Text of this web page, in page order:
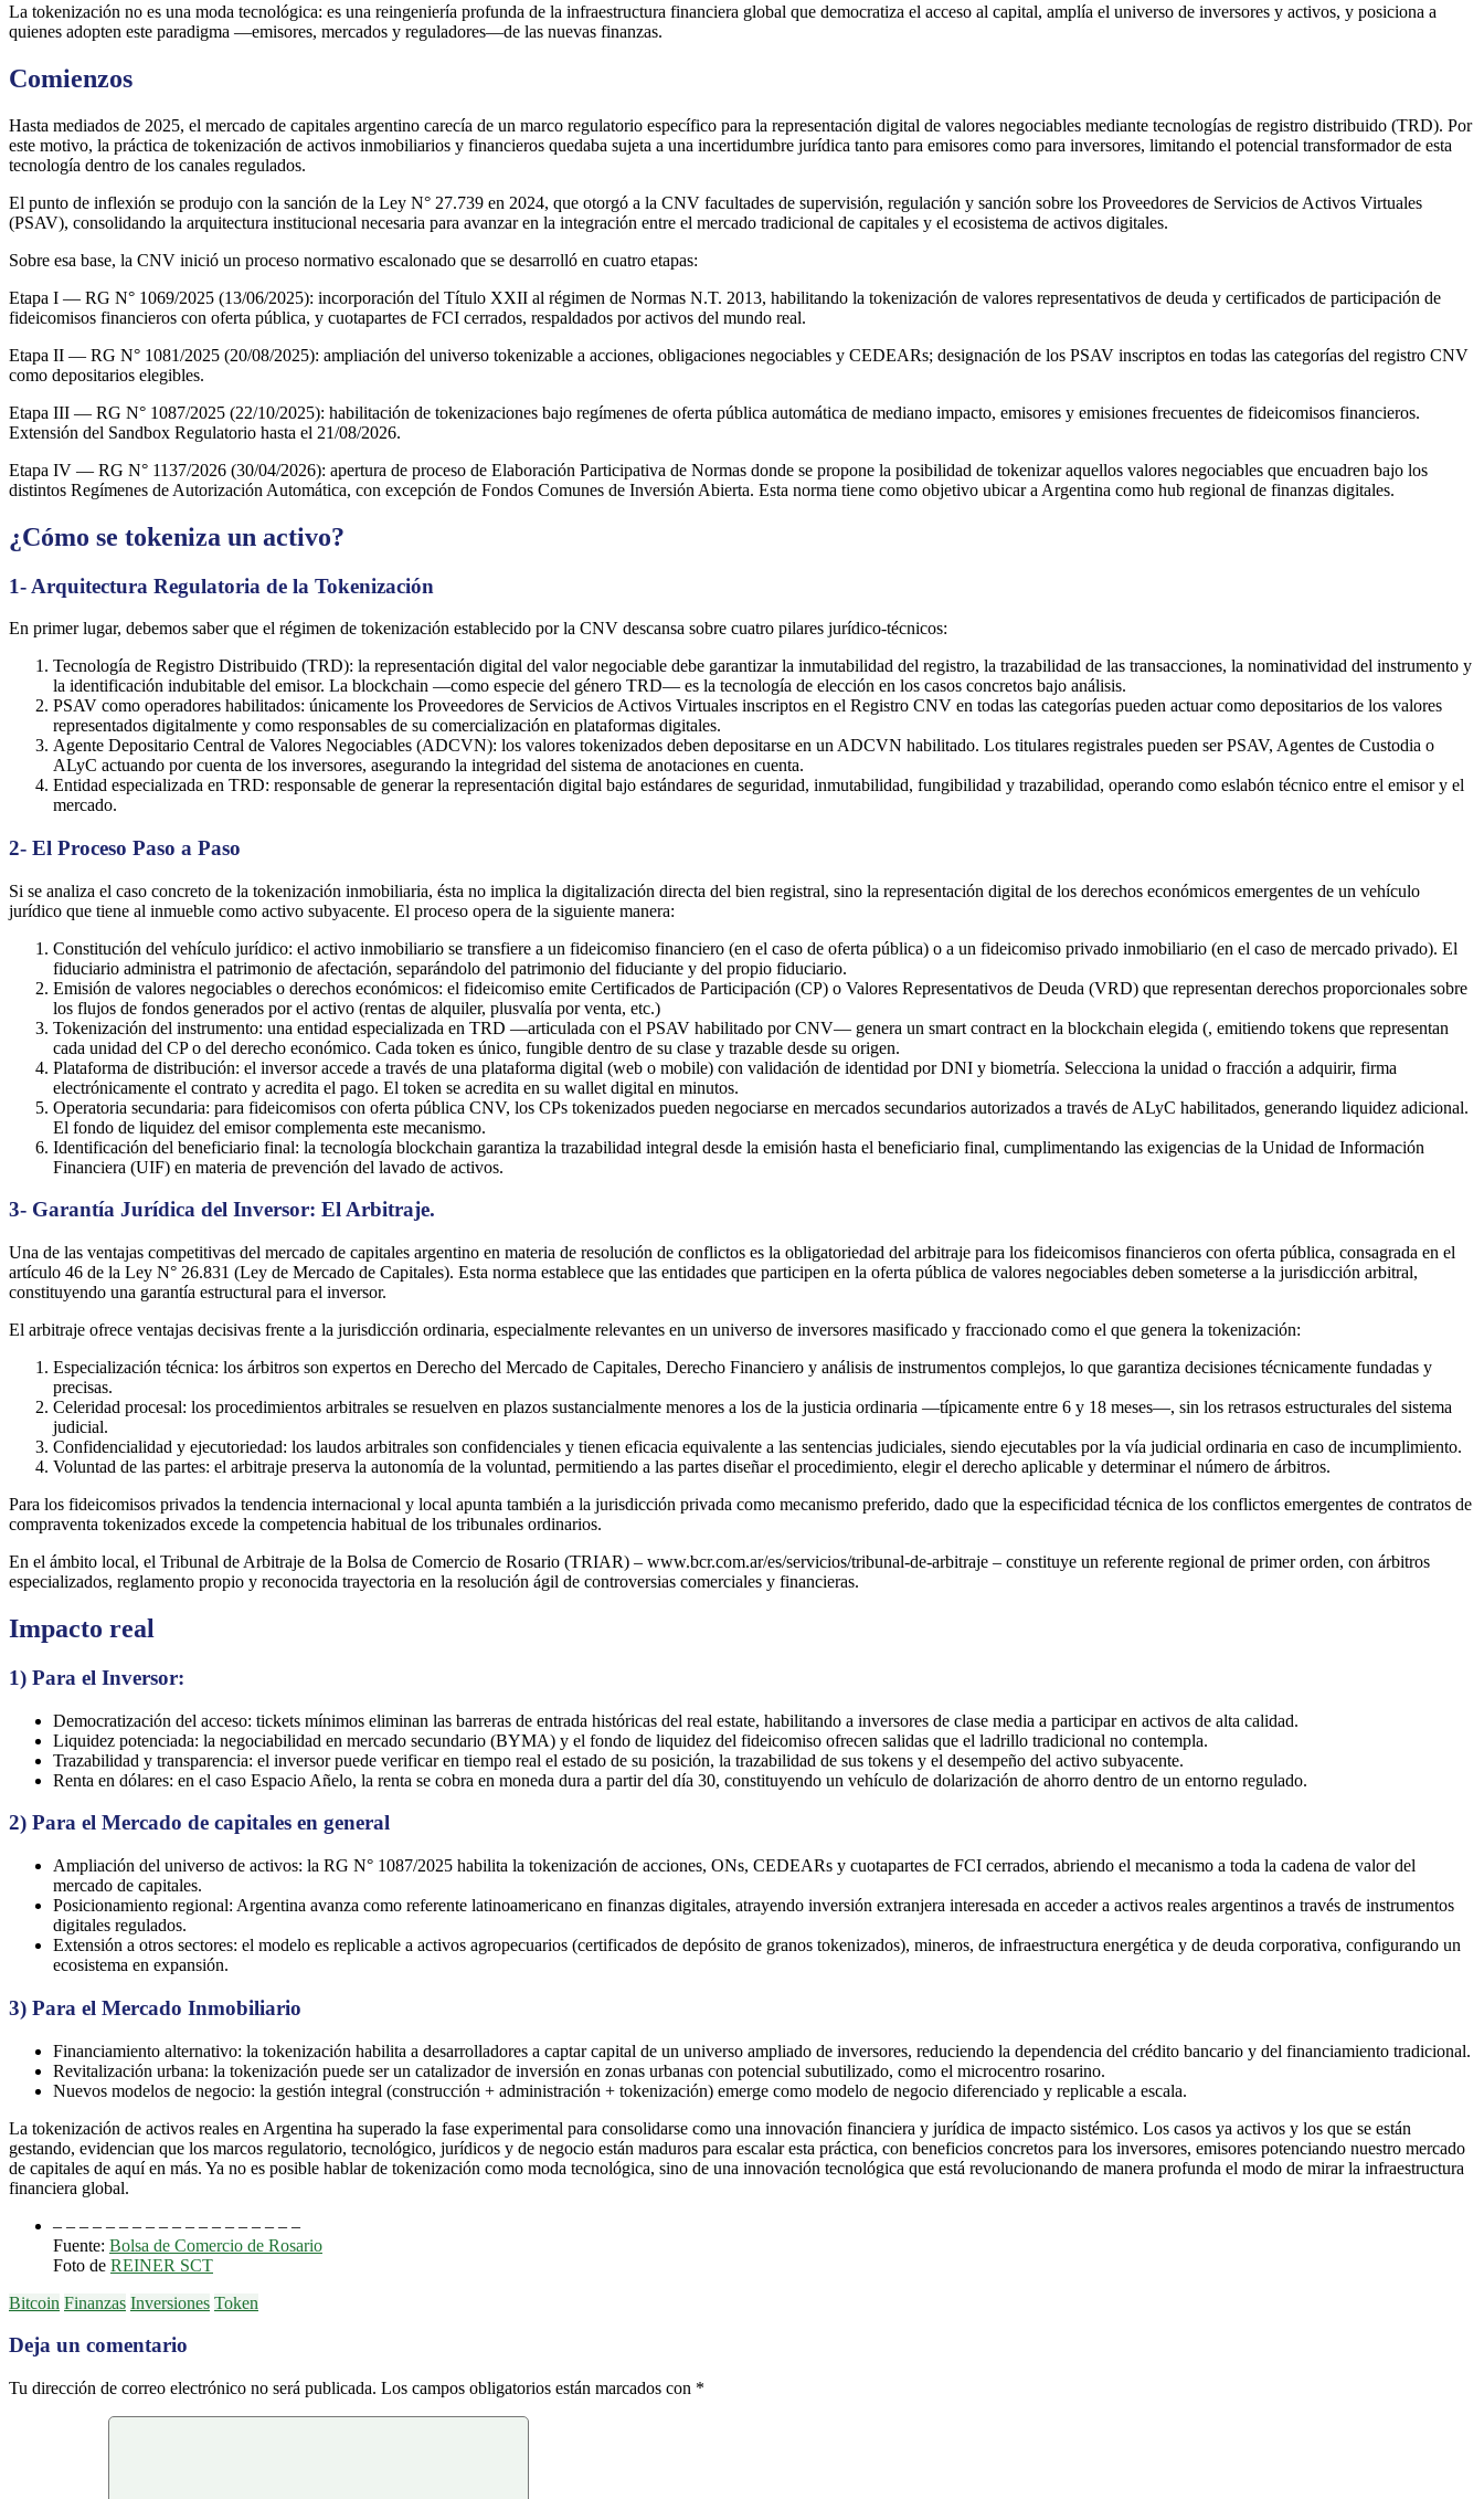
La tokenización no es una moda tecnológica: es una reingeniería profunda de la infraestructura financiera global que democratiza el acceso al capital, amplía el universo de inversores y activos, y posiciona a
quienes adopten este paradigma —emisores, mercados y reguladores—de las nuevas finanzas.
Comienzos
Hasta mediados de 2025, el mercado de capitales argentino carecía de un marco regulatorio específico para la representación digital de valores negociables mediante tecnologías de registro distribuido (TRD). Por
este motivo, la práctica de tokenización de activos inmobiliarios y financieros quedaba sujeta a una incertidumbre jurídica tanto para emisores como para inversores, limitando el potencial transformador de esta
tecnología dentro de los canales regulados.
El punto de inflexión se produjo con la sanción de la Ley N° 27.739 en 2024, que otorgó a la CNV facultades de supervisión, regulación y sanción sobre los Proveedores de Servicios de Activos Virtuales
(PSAV), consolidando la arquitectura institucional necesaria para avanzar en la integración entre el mercado tradicional de capitales y el ecosistema de activos digitales.
Sobre esa base, la CNV inició un proceso normativo escalonado que se desarrolló en cuatro etapas:
Etapa I — RG N° 1069/2025 (13/06/2025): incorporación del Título XXII al régimen de Normas N.T. 2013, habilitando la tokenización de valores representativos de deuda y certificados de participación de
fideicomisos financieros con oferta pública, y cuotapartes de FCI cerrados, respaldados por activos del mundo real.
Etapa II — RG N° 1081/2025 (20/08/2025): ampliación del universo tokenizable a acciones, obligaciones negociables y CEDEARs; designación de los PSAV inscriptos en todas las categorías del registro CNV
como depositarios elegibles.
Etapa III — RG N° 1087/2025 (22/10/2025): habilitación de tokenizaciones bajo regímenes de oferta pública automática de mediano impacto, emisores y emisiones frecuentes de fideicomisos financieros.
Extensión del Sandbox Regulatorio hasta el 21/08/2026.
Etapa IV — RG N° 1137/2026 (30/04/2026): apertura de proceso de Elaboración Participativa de Normas donde se propone la posibilidad de tokenizar aquellos valores negociables que encuadren bajo los
distintos Regímenes de Autorización Automática, con excepción de Fondos Comunes de Inversión Abierta. Esta norma tiene como objetivo ubicar a Argentina como hub regional de finanzas digitales.
¿Cómo se tokeniza un activo?
1- Arquitectura Regulatoria de la Tokenización
En primer lugar, debemos saber que el régimen de tokenización establecido por la CNV descansa sobre cuatro pilares jurídico-técnicos:
Tecnología de Registro Distribuido (TRD): la representación digital del valor negociable debe garantizar la inmutabilidad del registro, la trazabilidad de las transacciones, la nominatividad del instrumento y
la identificación indubitable del emisor. La blockchain —como especie del género TRD— es la tecnología de elección en los casos concretos bajo análisis.
PSAV como operadores habilitados: únicamente los Proveedores de Servicios de Activos Virtuales inscriptos en el Registro CNV en todas las categorías pueden actuar como depositarios de los valores
representados digitalmente y como responsables de su comercialización en plataformas digitales.
Agente Depositario Central de Valores Negociables (ADCVN): los valores tokenizados deben depositarse en un ADCVN habilitado. Los titulares registrales pueden ser PSAV, Agentes de Custodia o
ALyC actuando por cuenta de los inversores, asegurando la integridad del sistema de anotaciones en cuenta.
Entidad especializada en TRD: responsable de generar la representación digital bajo estándares de seguridad, inmutabilidad, fungibilidad y trazabilidad, operando como eslabón técnico entre el emisor y el
mercado.
2- El Proceso Paso a Paso
Si se analiza el caso concreto de la tokenización inmobiliaria, ésta no implica la digitalización directa del bien registral, sino la representación digital de los derechos económicos emergentes de un vehículo
jurídico que tiene al inmueble como activo subyacente. El proceso opera de la siguiente manera:
Constitución del vehículo jurídico: el activo inmobiliario se transfiere a un fideicomiso financiero (en el caso de oferta pública) o a un fideicomiso privado inmobiliario (en el caso de mercado privado). El
fiduciario administra el patrimonio de afectación, separándolo del patrimonio del fiduciante y del propio fiduciario.
Emisión de valores negociables o derechos económicos: el fideicomiso emite Certificados de Participación (CP) o Valores Representativos de Deuda (VRD) que representan derechos proporcionales sobre
los flujos de fondos generados por el activo (rentas de alquiler, plusvalía por venta, etc.)
Tokenización del instrumento: una entidad especializada en TRD —articulada con el PSAV habilitado por CNV— genera un smart contract en la blockchain elegida (, emitiendo tokens que representan
cada unidad del CP o del derecho económico. Cada token es único, fungible dentro de su clase y trazable desde su origen.
Plataforma de distribución: el inversor accede a través de una plataforma digital (web o mobile) con validación de identidad por DNI y biometría. Selecciona la unidad o fracción a adquirir, firma
electrónicamente el contrato y acredita el pago. El token se acredita en su wallet digital en minutos.
Operatoria secundaria: para fideicomisos con oferta pública CNV, los CPs tokenizados pueden negociarse en mercados secundarios autorizados a través de ALyC habilitados, generando liquidez adicional.
El fondo de liquidez del emisor complementa este mecanismo.
Identificación del beneficiario final: la tecnología blockchain garantiza la trazabilidad integral desde la emisión hasta el beneficiario final, cumplimentando las exigencias de la Unidad de Información
Financiera (UIF) en materia de prevención del lavado de activos.
3- Garantía Jurídica del Inversor: El Arbitraje.
Una de las ventajas competitivas del mercado de capitales argentino en materia de resolución de conflictos es la obligatoriedad del arbitraje para los fideicomisos financieros con oferta pública, consagrada en el
artículo 46 de la Ley N° 26.831 (Ley de Mercado de Capitales). Esta norma establece que las entidades que participen en la oferta pública de valores negociables deben someterse a la jurisdicción arbitral,
constituyendo una garantía estructural para el inversor.
El arbitraje ofrece ventajas decisivas frente a la jurisdicción ordinaria, especialmente relevantes en un universo de inversores masificado y fraccionado como el que genera la tokenización:
Especialización técnica: los árbitros son expertos en Derecho del Mercado de Capitales, Derecho Financiero y análisis de instrumentos complejos, lo que garantiza decisiones técnicamente fundadas y
precisas.
Celeridad procesal: los procedimientos arbitrales se resuelven en plazos sustancialmente menores a los de la justicia ordinaria —típicamente entre 6 y 18 meses—, sin los retrasos estructurales del sistema
judicial.
Confidencialidad y ejecutoriedad: los laudos arbitrales son confidenciales y tienen eficacia equivalente a las sentencias judiciales, siendo ejecutables por la vía judicial ordinaria en caso de incumplimiento.
Voluntad de las partes: el arbitraje preserva la autonomía de la voluntad, permitiendo a las partes diseñar el procedimiento, elegir el derecho aplicable y determinar el número de árbitros.
Para los fideicomisos privados la tendencia internacional y local apunta también a la jurisdicción privada como mecanismo preferido, dado que la especificidad técnica de los conflictos emergentes de contratos de
compraventa tokenizados excede la competencia habitual de los tribunales ordinarios.
En el ámbito local, el Tribunal de Arbitraje de la Bolsa de Comercio de Rosario (TRIAR) – www.bcr.com.ar/es/servicios/tribunal-de-arbitraje – constituye un referente regional de primer orden, con árbitros
especializados, reglamento propio y reconocida trayectoria en la resolución ágil de controversias comerciales y financieras.
Impacto real
1) Para el Inversor:
Democratización del acceso: tickets mínimos eliminan las barreras de entrada históricas del real estate, habilitando a inversores de clase media a participar en activos de alta calidad.
Liquidez potenciada: la negociabilidad en mercado secundario (BYMA) y el fondo de liquidez del fideicomiso ofrecen salidas que el ladrillo tradicional no contempla.
Trazabilidad y transparencia: el inversor puede verificar en tiempo real el estado de su posición, la trazabilidad de sus tokens y el desempeño del activo subyacente.
Renta en dólares: en el caso Espacio Añelo, la renta se cobra en moneda dura a partir del día 30, constituyendo un vehículo de dolarización de ahorro dentro de un entorno regulado.
2) Para el Mercado de capitales en general
Ampliación del universo de activos: la RG N° 1087/2025 habilita la tokenización de acciones, ONs, CEDEARs y cuotapartes de FCI cerrados, abriendo el mecanismo a toda la cadena de valor del
mercado de capitales.
Posicionamiento regional: Argentina avanza como referente latinoamericano en finanzas digitales, atrayendo inversión extranjera interesada en acceder a activos reales argentinos a través de instrumentos
digitales regulados.
Extensión a otros sectores: el modelo es replicable a activos agropecuarios (certificados de depósito de granos tokenizados), mineros, de infraestructura energética y de deuda corporativa, configurando un
ecosistema en expansión.
3) Para el Mercado Inmobiliario
Financiamiento alternativo: la tokenización habilita a desarrolladores a captar capital de un universo ampliado de inversores, reduciendo la dependencia del crédito bancario y del financiamiento tradicional.
Revitalización urbana: la tokenización puede ser un catalizador de inversión en zonas urbanas con potencial subutilizado, como el microcentro rosarino.
Nuevos modelos de negocio: la gestión integral (construcción + administración + tokenización) emerge como modelo de negocio diferenciado y replicable a escala.
La tokenización de activos reales en Argentina ha superado la fase experimental para consolidarse como una innovación financiera y jurídica de impacto sistémico. Los casos ya activos y los que se están
gestando, evidencian que los marcos regulatorio, tecnológico, jurídicos y de negocio están maduros para escalar esta práctica, con beneficios concretos para los inversores, emisores potenciando nuestro mercado
de capitales de aquí en más. Ya no es posible hablar de tokenización como moda tecnológica, sino de una innovación tecnológica que está revolucionando de manera profunda el modo de mirar la infraestructura
financiera global.
– – – – – – – – – – – – – – – – – – –
Fuente: Bolsa de Comercio de Rosario
Foto de REINER SCT
Bitcoin Finanzas Inversiones Token
Deja un comentario
Tu dirección de correo electrónico no será publicada. Los campos obligatorios están marcados con *